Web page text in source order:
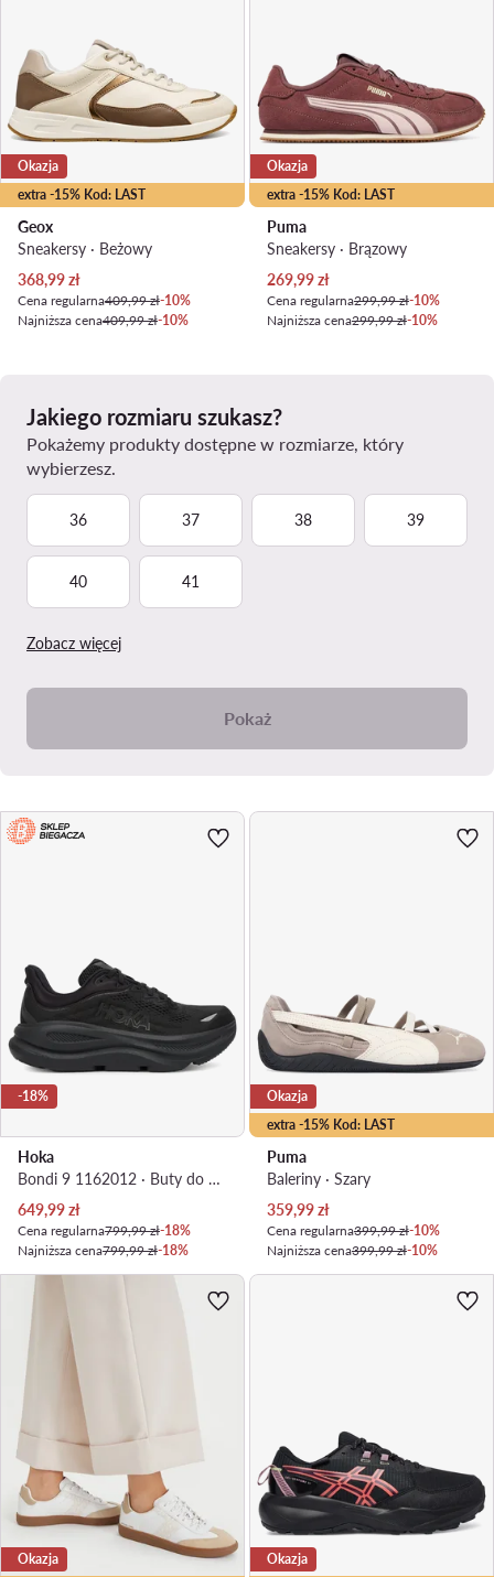
extra -15% Kod: LAST
Okazja
Geox
Sneakersy · Beżowy
Aktualna cena
368,99zł
Cena regularna409,99 zł-10%
Najniższa cena409,99 zł-10%
extra -15% Kod: LAST
Okazja
Puma
Sneakersy · Brązowy
Aktualna cena
269,99zł
Cena regularna299,99 zł-10%
Najniższa cena299,99 zł-10%
Jakiego rozmiaru szukasz?
Pokażemy produkty dostępne w rozmiarze, który
wybierzesz.
36 37 38 39
40 41
Zobacz więcej
Pokaż
-18%
Hoka
Bondi 9 1162012 · Buty do biegania
Aktualna cena
649,99zł
Cena regularna799,99 zł-18%
Najniższa cena799,99 zł-18%
extra -15% Kod: LAST
Okazja
Puma
Baleriny · Szary
Aktualna cena
359,99zł
Cena regularna399,99 zł-10%
Najniższa cena399,99 zł-10%
Okazja Okazja